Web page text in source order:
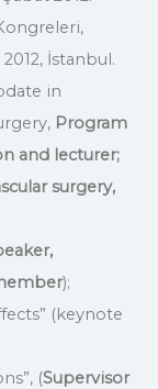
2012, İstanbul.
in
Program
and lecturer;
surgery,
);
(keynote
(Supervisor